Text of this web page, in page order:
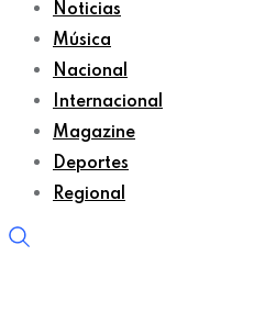
Noticias
Música
Nacional
Internacional
Magazine
Deportes
Regional